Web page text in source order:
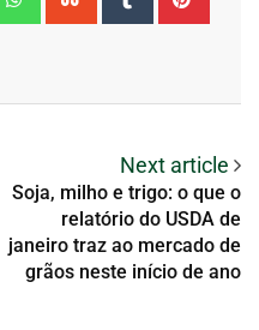
Next article
Soja, milho e trigo: o que o
relatório do USDA de
janeiro traz ao mercado de
grãos neste início de ano